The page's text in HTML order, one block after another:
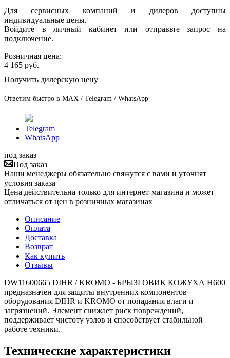
Для сервисных компаний и дилеров доступны
индивидуальные цены.
Войдите в личный кабинет или отправьте запрос на
подключение.
Розничная цена:
4 165 руб.
Получить дилерскую цену
Ответим быстро в MAX / Telegram / WhatsApp
Telegram
WhatsApp
под заказ
Под заказ
Наши менеджеры обязательно свяжутся с вами и уточнят
условия заказа
Цена действительна только для интернет-магазина и может
отличаться от цен в розничных магазинах
Описание
Оплата
Доставка
Возврат
Как купить
Отзывы
DW11600665 DIHR / KROMO - БРЫЗГОВИК КОЖУХА H600
предназначен для защиты внутренних компонентов
оборудования DIHR и KROMO от попадания влаги и
загрязнений. Элемент снижает риск повреждений,
поддерживает чистоту узлов и способствует стабильной
работе техники.
Технические характеристики